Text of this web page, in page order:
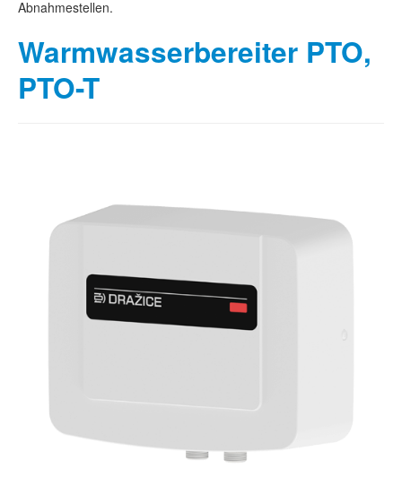
Abnahmestellen.
Warmwasserbereiter PTO,
PTO-T